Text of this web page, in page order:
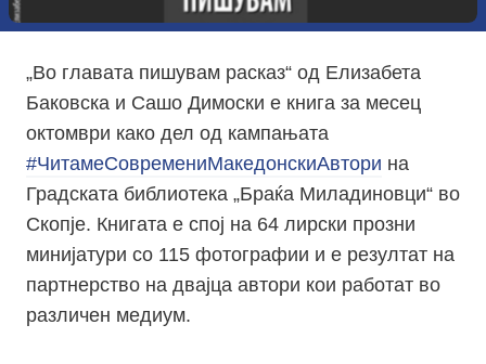
„Во главата пишувам расказ“ од Елизабета
Баковска и Сашо Димоски е книга за месец
октомври како дел од кампањата
#ЧитамеСовремениМакедонскиАвтори на
Градската библиотека „Браќа Миладиновци“ во
Скопје. Книгата е спој на 64 лирски прозни
минијатури со 115 фотографии и е резултат на
партнерство на двајца автори кои работат во
различен медиум.